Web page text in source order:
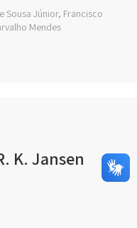
Sousa Júnior, Francisco
Mendes
K. Jansen